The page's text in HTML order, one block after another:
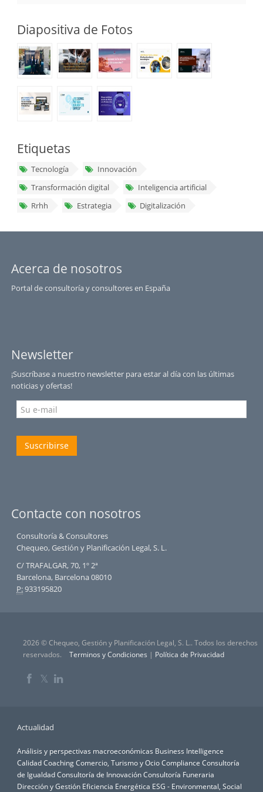
Diapositiva de Fotos
Etiquetas
Tecnología
Innovación
Transformación digital
Inteligencia artificial
Rrhh
Estrategia Digitalización
Acerca de nosotros
Portal de consultoría y consultores en España
Newsletter
¡Suscríbase a nuestro newsletter para estar al día con las últimas
noticias y ofertas!
Suscribirse
Contacte con nosotros
Consultoría & Consultores
Chequeo, Gestión y Planificación Legal, S. L.
C/ TRAFALGAR, 70, 1º 2ª
Barcelona, Barcelona 08010
P:933195820
2026 © Chequeo, Gestión y Planificación Legal, S. L.. Todos los derechos
reservados.
Terminos y Condiciones | Política de Privacidad
𝕏
Actualidad
Análisis y perspectivas macroeconómicas Business Intelligence
CalidadCoachingComercio, Turismo y OcioCompliance Consultoría
de IgualdadConsultoría de InnovaciónConsultoría Funeraria
Dirección y Gestión Eficiencia Energética ESG - Environmental, Social